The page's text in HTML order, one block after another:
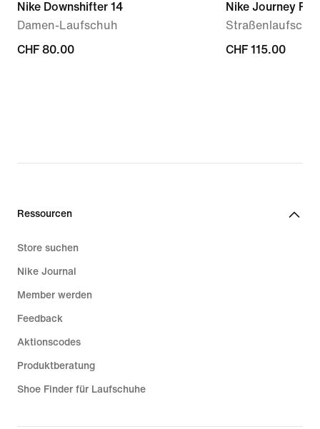
Nike Downshifter 14
Damen-Laufschuh
CHF 80.00
CHF 80.00
Nike Journey Run
CHF 115.00
CHF 115.00
Ressourcen
Store suchen
Nike Journal
Member werden
Feedback
Aktionscodes
Produktberatung
Shoe Finder für Laufschuhe